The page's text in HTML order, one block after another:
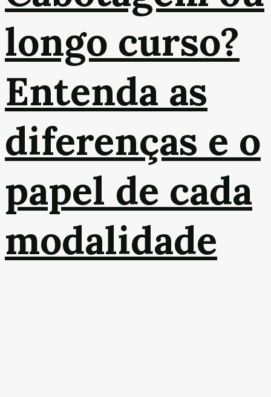
longo curso?
Entenda as
diferenças e o
papel de cada
modalidade